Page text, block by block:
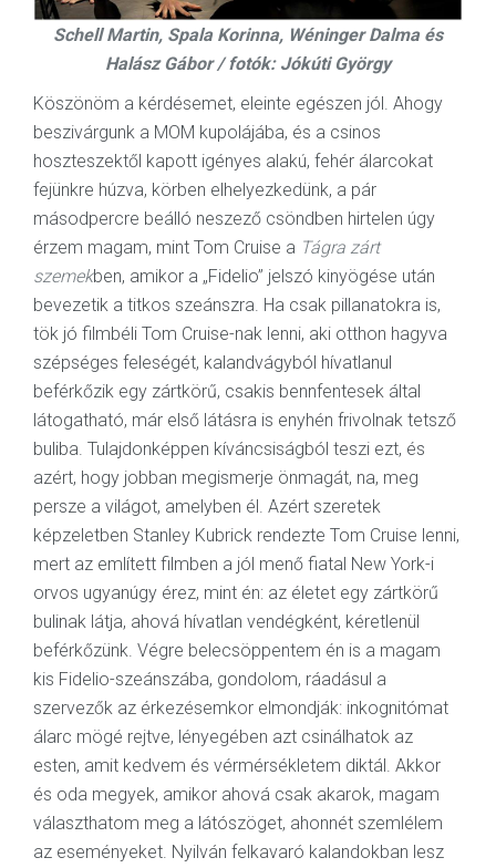
Schell Martin, Spala Korinna, Wéninger Dalma és
Halász Gábor / fotók: Jókúti György
Köszönöm a kérdésemet, eleinte egészen jól. Ahogy
beszivárgunk a MOM kupolájába, és a csinos
hoszteszektől kapott igényes alakú, fehér álarcokat
fejünkre húzva, körben elhelyezkedünk, a pár
másodpercre beálló neszező csöndben hirtelen úgy
érzem magam, mint Tom Cruise a Tágra zárt
szemekben, amikor a „Fidelio” jelszó kinyögése után
bevezetik a titkos szeánszra. Ha csak pillanatokra is,
tök jó filmbéli Tom Cruise-nak lenni, aki otthon hagyva
szépséges feleségét, kalandvágyból hívatlanul
beférkőzik egy zártkörű, csakis bennfentesek által
látogatható, már első látásra is enyhén frivolnak tetsző
buliba. Tulajdonképpen kíváncsiságból teszi ezt, és
azért, hogy jobban megismerje önmagát, na, meg
persze a világot, amelyben él. Azért szeretek
képzeletben Stanley Kubrick rendezte Tom Cruise lenni,
mert az említett filmben a jól menő fiatal New York-i
orvos ugyanúgy érez, mint én: az életet egy zártkörű
bulinak látja, ahová hívatlan vendégként, kéretlenül
beférkőzünk. Végre belecsöppentem én is a magam
kis Fidelio-szeánszába, gondolom, ráadásul a
szervezők az érkezésemkor elmondják: inkognitómat
álarc mögé rejtve, lényegében azt csinálhatok az
esten, amit kedvem és vérmérsékletem diktál. Akkor
és oda megyek, amikor ahová csak akarok, magam
választhatom meg a látószöget, ahonnét szemlélem
az eseményeket. Nyilván felkavaró kalandokban lesz